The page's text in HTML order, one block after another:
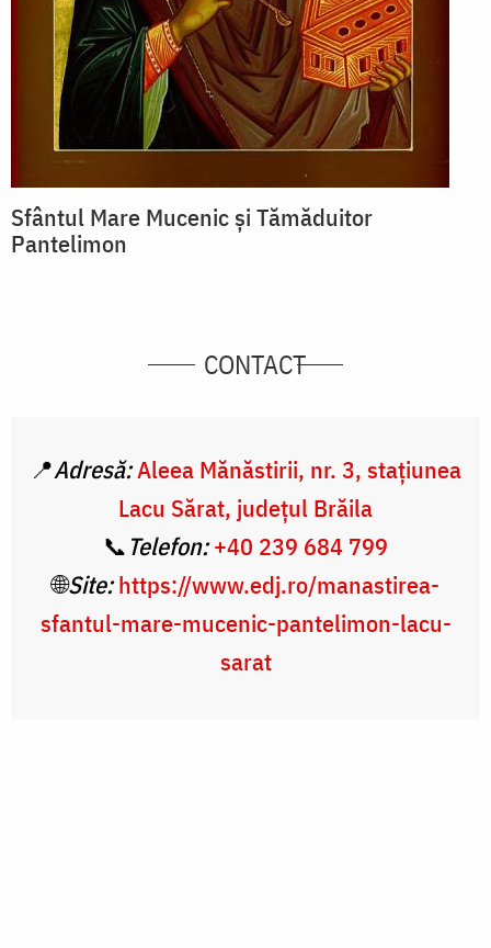
Sfântul Mare Mucenic și Tămăduitor
Pantelimon
CONTACT
📍Adresă:Aleea Mănăstirii, nr. 3, stațiunea
Lacu Sărat, județul Brăila
📞 Telefon: +40 239 684 799
🌐Site: https://www.edj.ro/manastirea-
sfantul-mare-mucenic-pantelimon-lacu-
sarat